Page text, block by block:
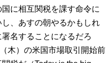
に相互関税を課す命令に
、あすの朝やるかもしれ
名することになるだろ
木）の米国市場取引開始前